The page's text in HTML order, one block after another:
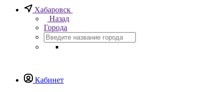
Хабаровск
Назад
Города
Кабинет